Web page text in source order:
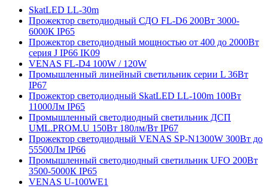
SkatLED LL-30m
Прожектор светодиодный СДО FL-D6 200Вт 3000-
6000К IP65
Прожектор светодиодный мощностью от 400 до 2000Вт
серия J IP66 IK09
VENAS FL-D4 100W / 120W
Промышленный линейный светильник серии L 36Вт
IP67
Прожектор светодиодный SkatLED LL-100m 100Вт
11000Лм IP65
Промышленный светодиодный светильник ДСП
UML.PROM.U 150Вт 180лм/Вт IP67
Прожектор светодиодный VENAS SP-N1300W 300Вт до
55500Лм IP66
Промышленный светодиодный светильник UFO 200Вт
3500-5000К IP65
VENAS U-100WE1